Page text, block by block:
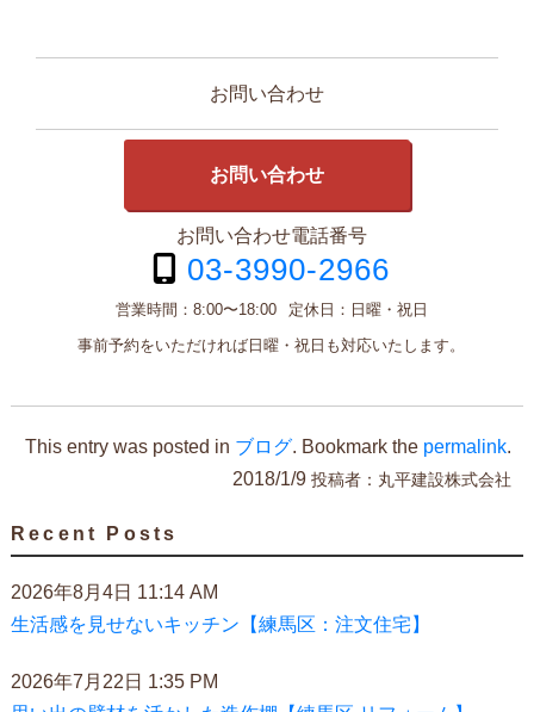
お問い合わせ
お問い合わせ
お問い合わせ電話番号
03-3990-2966
営業時間： 8:00〜18:00 定休日： 日曜・祝日
事前予約をいただければ日曜・祝日も対応いたします。
This entry was posted in ブログ. Bookmark the permalink.
2018/1/9 投稿者： 丸平建設株式会社
Recent Posts
2026年8月4日 11:14 AM
生活感を見せないキッチン【練馬区：注文住宅】
2026年7月22日 1:35 PM